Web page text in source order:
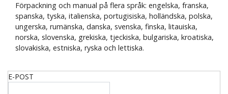
Förpackning och manual på flera språk: engelska, franska,
spanska, tyska, italienska, portugisiska, holländska, polska,
ungerska, rumänska, danska, svenska, finska, litauiska,
norska, slovenska, grekiska, tjeckiska, bulgariska, kroatiska,
slovakiska, estniska, ryska och lettiska.
E-POST